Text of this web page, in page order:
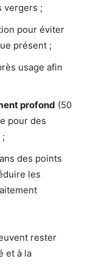
vergers ;
pour éviter
présent ;
usage afin
profond (50
pour des
des points
les
rester
et à la